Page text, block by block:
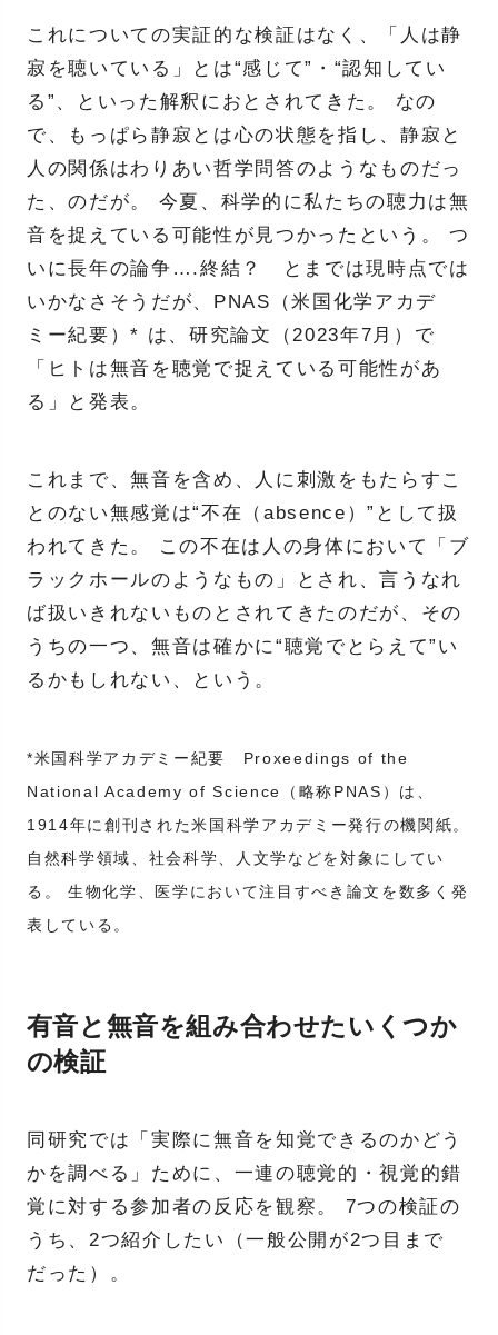
これについての実証的な検証はなく、「人は静
寂を聴いている」とは“感じて”・“認知してい
る”、といった解釈におとされてきた。 なの
で、もっぱら静寂とは心の状態を指し、静寂と
人の関係はわりあい哲学問答のようなものだっ
た、のだが。 今夏、科学的に私たちの聴力は無
音を捉えている可能性が見つかったという。 つ
いに長年の論争….終結？ とまでは現時点では
いかなさそうだが、PNAS（米国化学アカデ
ミー紀要）* は、研究論文（2023年7月）で
「ヒトは無音を聴覚で捉えている可能性があ
る」と発表。
これまで、無音を含め、人に刺激をもたらすこ
とのない無感覚は“不在（absence）”として扱
われてきた。 この不在は人の身体において「ブ
ラックホールのようなもの」とされ、言うなれ
ば扱いきれないものとされてきたのだが、その
うちの一つ、無音は確かに“聴覚でとらえて”い
るかもしれない、という。
*米国科学アカデミー紀要 Proxeedings of the
National Academy of Science（略称PNAS）は、
1914年に創刊された米国科学アカデミー発行の機関紙。
自然科学領域、社会科学、人文学などを対象にしてい
る。 生物化学、医学において注目すべき論文を数多く発
表している。
有音と無音を組み合わせたいくつか
の検証
同研究では「実際に無音を知覚できるのかどう
かを調べる」ために、一連の聴覚的・視覚的錯
覚に対する参加者の反応を観察。 7つの検証の
うち、2つ紹介したい（一般公開が2つ目まで
だった）。